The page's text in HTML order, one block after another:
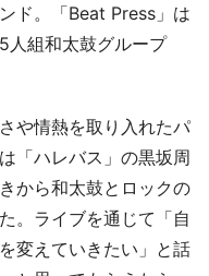
ド。「Beat Press」は
人組和太鼓グループ
や情熱を取り入れたパ
「ハレバス」の黒坂周
から和太鼓とロックの
。ライブを通じて「自
変えていきたい」と話